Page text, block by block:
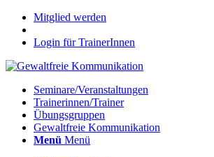
Mitglied werden
Login für TrainerInnen
Seminare/Veranstaltungen
Trainerinnen/Trainer
Übungsgruppen
Gewaltfreie Kommunikation
Menü Menü